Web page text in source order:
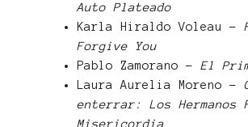
Auto Plateado
Karla Hiraldo Voleau -
Forgive You
Pablo Zamorano - El
Laura Aurelia Moreno -
enterrar: Los Hermanos
Misericordia